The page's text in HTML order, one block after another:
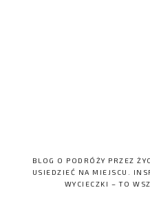
BLOG O PODRÓŻY PRZEZ
USIEDZIEĆ NA MIEJSCU.
WYCIECZKI – TO